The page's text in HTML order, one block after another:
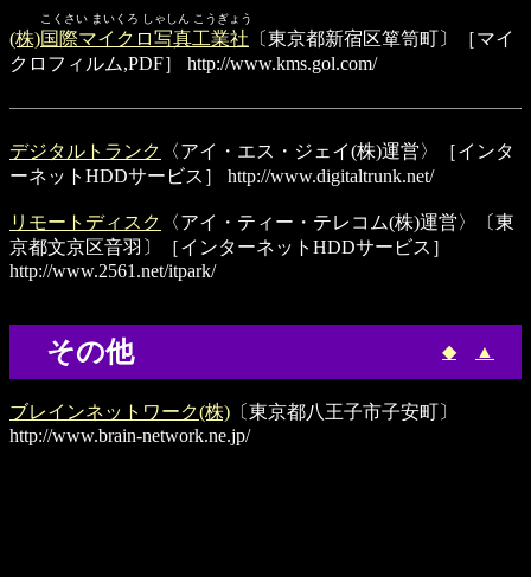
こくさい まいくろ しゃしん こうぎょう
(株)国際マイクロ写真工業社 〔東京都新宿区箪笥町〕［マイ
クロフィルム,PDF］
http://www.kms.gol.com/
デジタルトランク
〈アイ・エス・ジェイ(株)運営〉［インタ
ーネットHDDサービス］
http://www.digitaltrunk.net/
リモートディスク
〈アイ・ティー・テレコム(株)運営〉〔東
京都文京区音羽〕［インターネットHDDサービス］
http://www.2561.net/itpark/
その他 ◆ ▲
ブレインネットワーク(株) 〔東京都八王子市子安町〕
http://www.brain-network.ne.jp/